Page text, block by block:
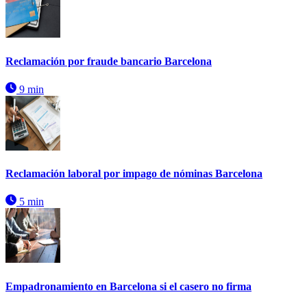
Reclamación por fraude bancario Barcelona
9 min
Reclamación laboral por impago de nóminas Barcelona
5 min
Empadronamiento en Barcelona si el casero no firma